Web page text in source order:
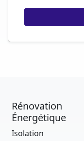
Rénovation
Énergétique
Isolation